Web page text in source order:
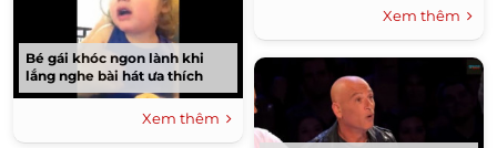
Bé gái khóc ngon lành khi
lắng nghe bài hát ưa thích
Xem thêm
tiếp chứ không phải là 6
nhóm nhạc. Theo quy...
Xem thêm